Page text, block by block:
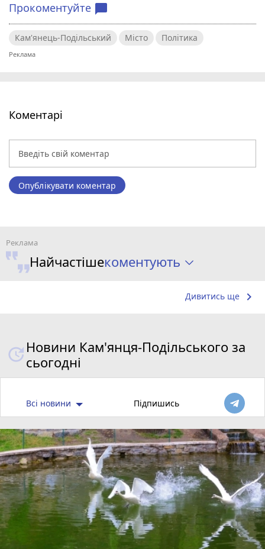
Прокоментуйте chat_bubble
Кам'янець-Подільський Місто Політика
Коментарі
Опублікувати коментар
Найчастішекоментують
Дивитись ще keyboard_arrow_right
Новини Кам'янця-Подільського за
сьогодні
Всі новини Підпишись